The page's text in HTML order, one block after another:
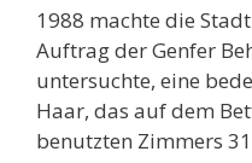
1988 machte die
Auftrag der Genfer
untersuchte, eine
Haar, das auf dem
benutzten Zimmers